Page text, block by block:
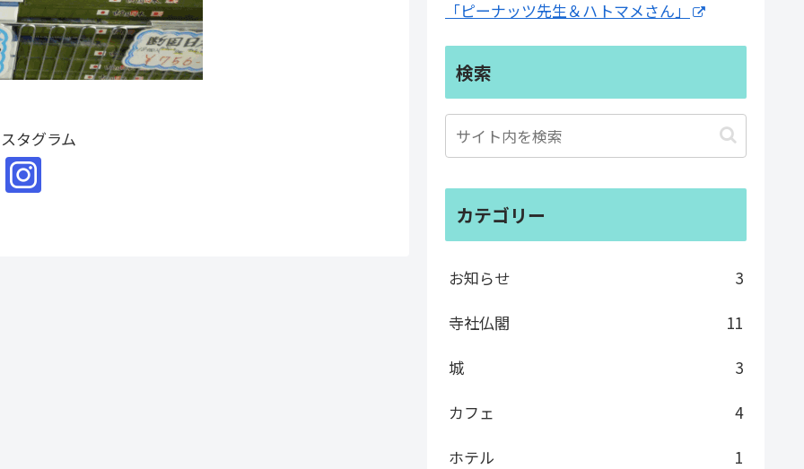
タグラム
「ピーナッツ先生＆ハトマメさん」
検索
カテゴリー
お知らせ
3
寺社仏閣
11
城
3
カフェ
4
ホテル
1